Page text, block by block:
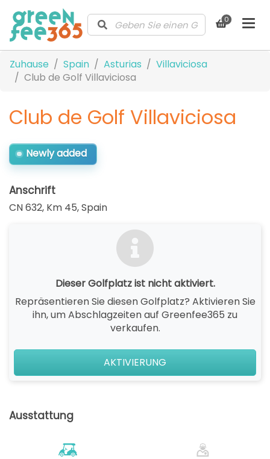
0
Zuhause Spain Asturias
Villaviciosa
Club de Golf Villaviciosa
Club de Golf Villaviciosa
Newly added
Anschrift
CN 632, Km 45,Spain
Dieser Golfplatz ist nicht aktiviert.
Repräsentieren Sie diesen Golfplatz? Aktivieren Sie
ihn, um Abschlagzeiten auf Greenfee365 zu
verkaufen.
AKTIVIERUNG
Ausstattung